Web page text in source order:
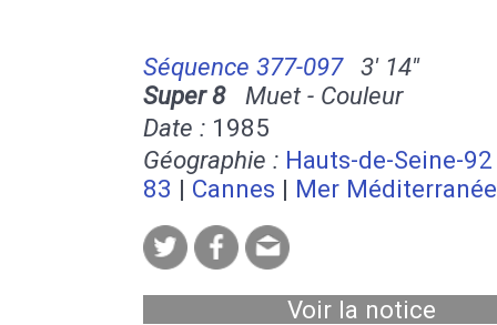
Séquence 377-097
3' 14''
Super 8Muet - Couleur
Date : 1985
Géographie : Hauts-de-Seine-92
83 | Cannes | Mer Méditerranée
Voir la notice